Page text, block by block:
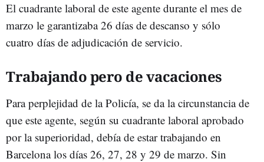
El cuadrante laboral de este agente durante el mes de
marzo le garantizaba 26 días de descanso y sólo
cuatro días de adjudicación de servicio.
Trabajando pero de vacaciones
Para perplejidad de la Policía, se da la circunstancia de
que este agente, según su cuadrante laboral aprobado
por la superioridad, debía de estar trabajando en
Barcelona los días 26, 27, 28 y 29 de marzo. Sin